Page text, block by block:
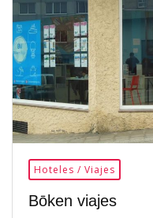
Hoteles / Viajes
Bōken viajes